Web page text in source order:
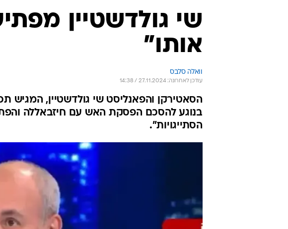
שי גולדשטיין
אותו"
וואלה סלבס
עודכן לאחרונה: 27.11.2024 / 14:38
בנוגע להסכם הפסקת האש עם חיזבאללה
הסתייגויות".